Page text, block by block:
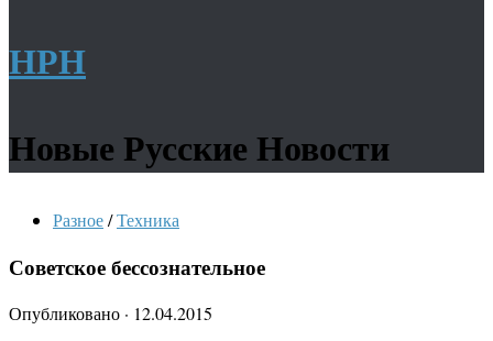
НРН
Новые Русские Новости
Разное/Техника
Советское бессознательное
Опубликовано · 12.04.2015